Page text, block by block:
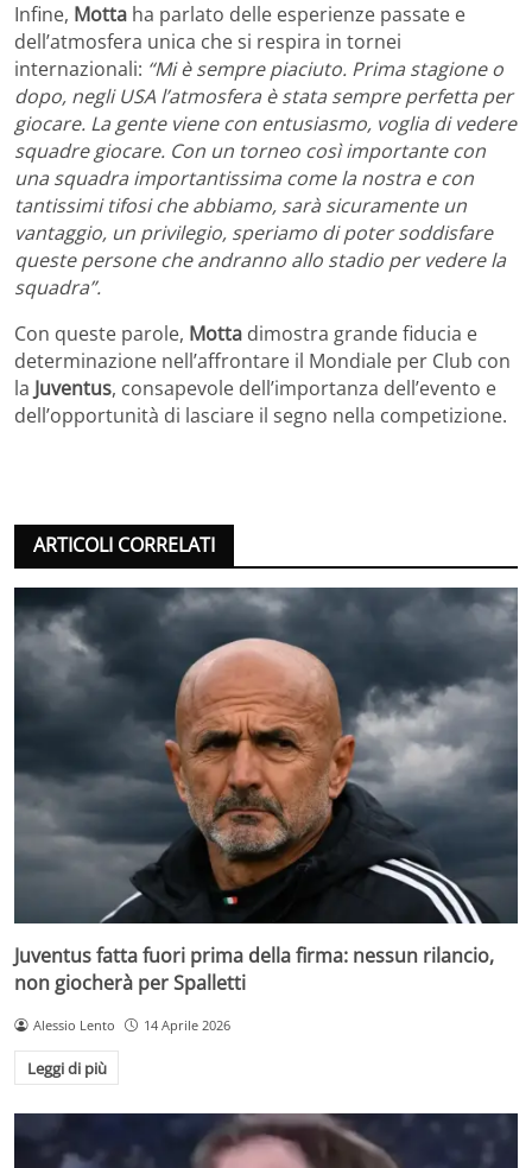
Infine, Motta ha parlato delle esperienze passate e
dell’atmosfera unica che si respira in tornei
internazionali: “Mi è sempre piaciuto. Prima stagione o
dopo, negli USA l’atmosfera è stata sempre perfetta per
giocare. La gente viene con entusiasmo, voglia di vedere
squadre giocare. Con un torneo così importante con
una squadra importantissima come la nostra e con
tantissimi tifosi che abbiamo, sarà sicuramente un
vantaggio, un privilegio, speriamo di poter soddisfare
queste persone che andranno allo stadio per vedere la
squadra”.
Con queste parole, Motta dimostra grande fiducia e
determinazione nell’affrontare il Mondiale per Club con
la Juventus, consapevole dell’importanza dell’evento e
dell’opportunità di lasciare il segno nella competizione.
ARTICOLI CORRELATI
Juventus fatta fuori prima della firma: nessun rilancio,
non giocherà per Spalletti
Alessio Lento 14 Aprile 2026
Leggi di più